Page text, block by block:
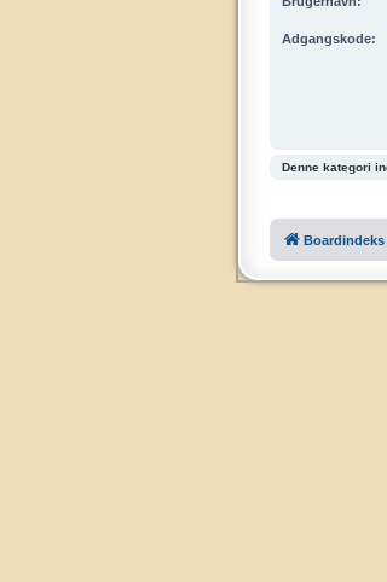
Adgangskode:
Denne kategori
Boardindeks